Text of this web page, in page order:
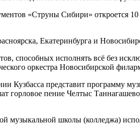
«Струны Сибири» откроется
Екатеринбурга и
способных исполнять всё без
оркестра Новосибирской
Кузбасса представит программу
пение Челтыс
музыкальной школы (колледжа)